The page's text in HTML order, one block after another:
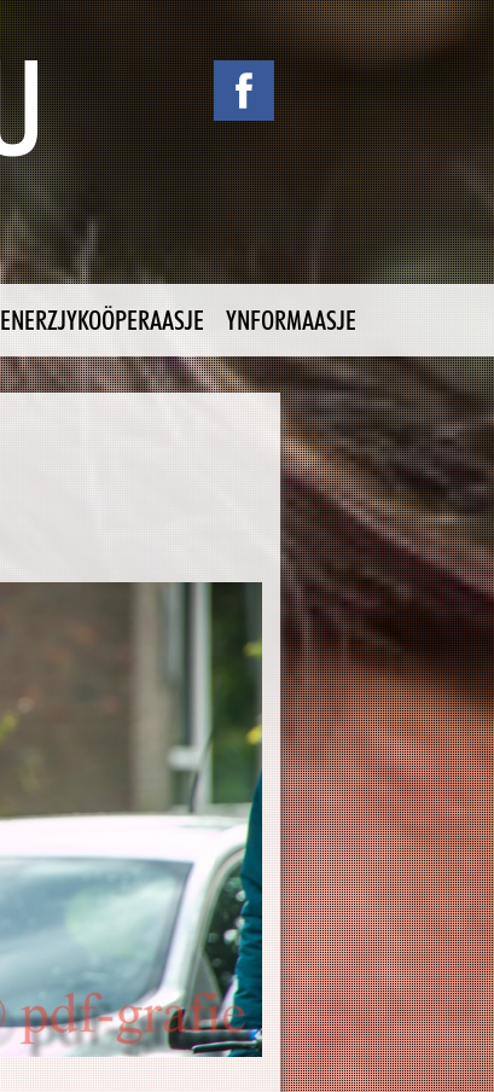
ENERZJYKOÖPERAASJE YNFORMAASJE